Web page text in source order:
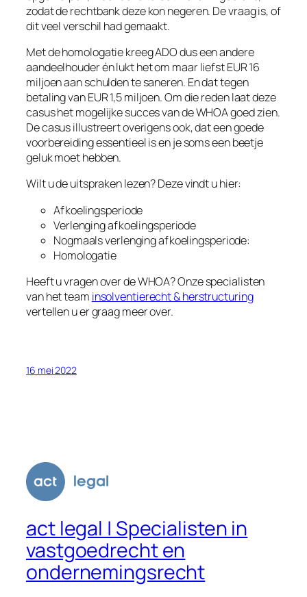
zodat de rechtbank deze kon negeren. De vraag is, of
dit veel verschil had gemaakt.
Met de homologatie kreeg ADO dus een andere
aandeelhouder én lukt het om maar liefst EUR 16
miljoen aan schulden te saneren. En dat tegen
betaling van EUR 1,5 miljoen. Om die reden laat deze
casus het mogelijke succes van de WHOA goed zien.
De casus illustreert overigens ook, dat een goede
voorbereiding essentieel is en je soms een beetje
geluk moet hebben.
Wilt u de uitspraken lezen? Deze vindt u hier:
Afkoelingsperiode
Verlenging afkoelingsperiode
Nogmaals verlenging afkoelingsperiode:
Homologatie
Heeft u vragen over de WHOA? Onze specialisten
van het team insolventierecht & herstructuring
vertellen u er graag meer over.
16 mei 2022
act legal | Specialisten in
vastgoedrecht en
ondernemingsrecht